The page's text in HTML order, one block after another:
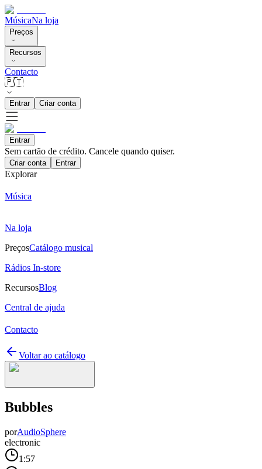
MúsicaNa loja
Preços
Recursos
Contacto
🇵🇹
Entrar Criar conta
Entrar
Sem cartão de crédito. Cancele quando quiser.
Criar conta Entrar
Explorar
Música
Na loja
PreçosCatálogo musical
Rádios In-store
RecursosBlog
Central de ajuda
Contacto
Voltar ao catálogo
Bubbles
porAudioSphere
electronic
1:57